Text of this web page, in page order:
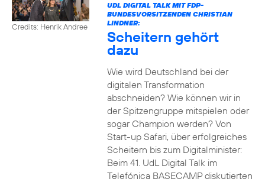
Credits: Henrik Andree
UDL DIGITAL TALK MIT FDP-
BUNDESVORSITZENDEN CHRISTIAN
LINDNER:
Scheitern gehört
dazu
Wie wird Deutschland bei der
digitalen Transformation
abschneiden? Wie können wir in
der Spitzengruppe mitspielen oder
sogar Champion werden? Von
Start-up Safari, über erfolgreiches
Scheitern bis zum Digitalminister:
Beim 41. UdL Digital Talk im
Telefónica BASECAMP diskutierten